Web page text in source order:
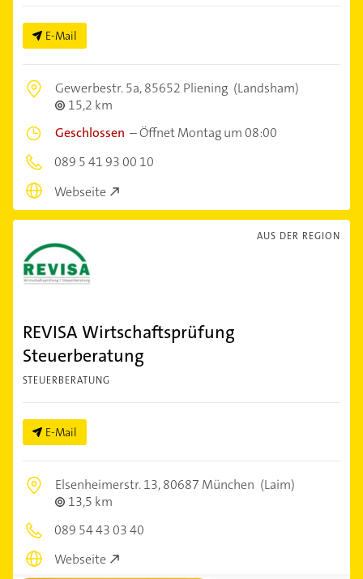
E-Mail
Gewerbestr. 5a,85652 Pliening (Landsham)
15,2 km
Geschlossen –Öffnet Montag um 08:00
089 5 41 93 00 10
Webseite
AUS DER REGION
REVISA Wirtschaftsprüfung
Steuerberatung
STEUERBERATUNG
E-Mail
Elsenheimerstr. 13,80687 München (Laim)
13,5 km
089 54 43 03 40
Webseite